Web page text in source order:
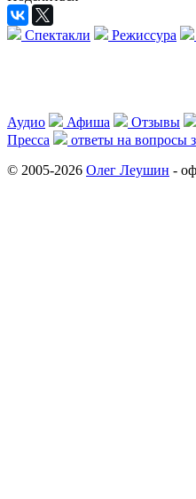
Спектакли Режиссура
Аудио Афиша Отзывы
Пресса
ответы на вопросы
© 2005-2026 Олег Леушин -